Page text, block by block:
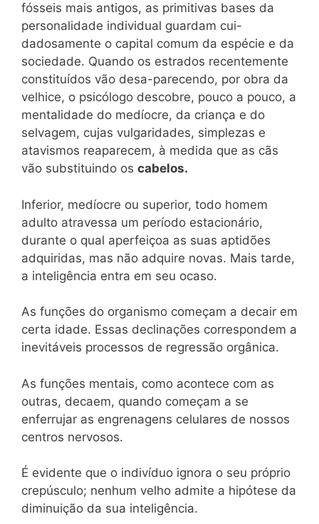
fósseis mais antigos, as primitivas bases da
personalidade individual guardam cui-
dadosamente o capital comum da espécie e da
sociedade. Quando os estrados recentemente
constituídos vão desa-parecendo, por obra da
velhice, o psicólogo descobre, pouco a pouco, a
mentalidade do medíocre, da criança e do
selvagem, cujas vulgaridades, simplezas e
atavismos reaparecem, à medida que as cãs
vão substituindo os cabelos.
Inferior, medíocre ou superior, todo homem
adulto atravessa um período estacionário,
durante o qual aperfeiçoa as suas aptidões
adquiridas, mas não adquire novas. Mais tarde,
a inteligência entra em seu ocaso.
As funções do organismo começam a decair em
certa idade. Essas declinações correspondem a
inevitáveis processos de regressão orgânica.
As funções mentais, como acontece com as
outras, decaem, quando começam a se
enferrujar as engrenagens celulares de nossos
centros nervosos.
É evidente que o indivíduo ignora o seu próprio
crepúsculo; nenhum velho admite a hipótese da
diminuição da sua inteligência.